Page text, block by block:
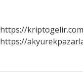
https://kriptogelir.com
https://